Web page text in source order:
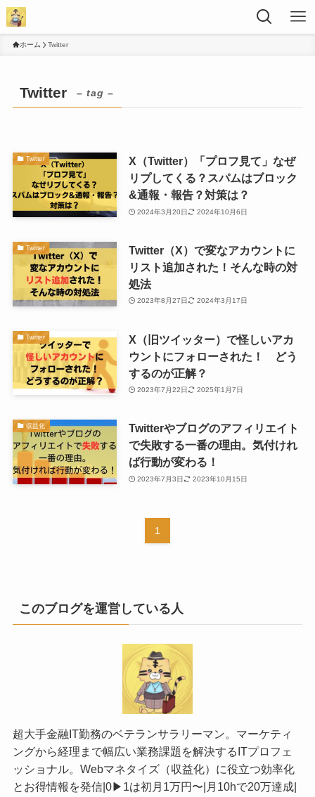
ホーム Twitter
Twitter – tag –
Twitter
X（Twitter）「プロフ見て」なぜ
リプしてくる？スパムはブロック
&通報・報告？対策は？
2024年3月20日 2024年10月6日
Twitter
Twitter（X）で変なアカウントに
リスト追加された！そんな時の対
処法
2023年8月27日 2024年3月17日
Twitter
X（旧ツイッター）で怪しいアカ
ウントにフォローされた！ どう
するのが正解？
2023年7月22日 2025年1月7日
収益化
Twitterやブログのアフィリエイト
で失敗する一番の理由。気付けれ
ば行動が変わる！
2023年7月3日 2023年10月15日
1
このブログを運営している人
超大手金融IT勤務のベテランサラリーマン。マーケティ
ングから経理まで幅広い業務課題を解決するITプロフェ
ッショナル。Webマネタイズ（収益化）に役立つ効率化
とお得情報を発信|0▶︎1は初月1万円〜|月10hで20万達成|